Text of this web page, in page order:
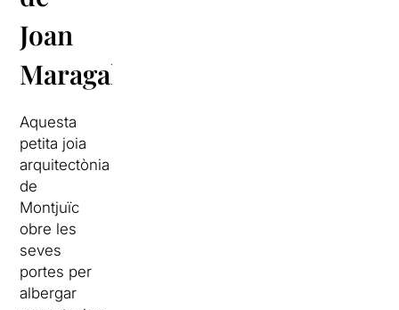
Joan
Maragall
Aquesta
petita joia
arquitectònia
de
Montjuïc
obre les
seves
portes per
albergar